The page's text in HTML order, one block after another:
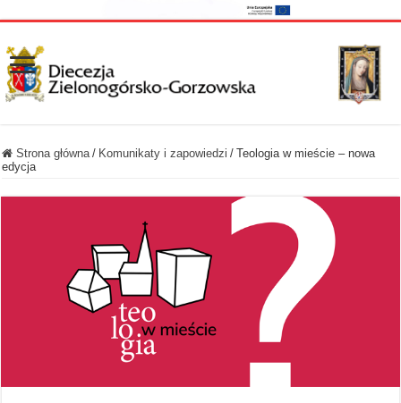
Strona główna / Komunikaty i zapowiedzi / Teologia w mieście – nowa
edycja